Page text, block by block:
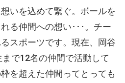
いを込めて繋ぐ。ボールを
る仲間への想い･･･。チー
スポーツです。現在、岡谷
で12名の仲間で活動して
を超えた仲間ってとっても